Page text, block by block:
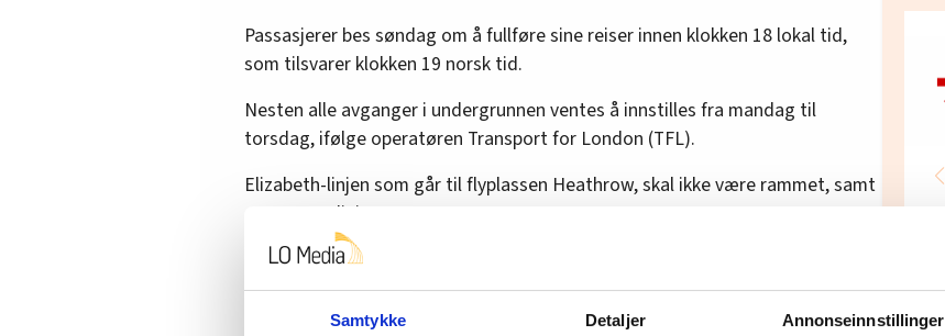
Samtykke Detaljer Annonseinnstillinger
Passasjerer bes søndag om å fullføre sine reiser innen klokken 18 lokal tid,
som tilsvarer klokken 19 norsk tid.
Nesten alle avganger i undergrunnen ventes å innstilles fra mandag til
torsdag, ifølge operatøren Transport for London (TFL).
Elizabeth-linjen som går til flyplassen Heathrow, skal ikke være rammet, samt
overgrunnslinjene.
Flere tusen ansatte skal delta i streiken. Flere millioner reisende bruker
undergrunnssystemet hver dag.